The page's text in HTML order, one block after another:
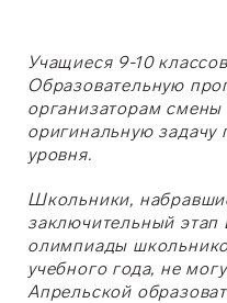
Учащиеся 9-10
Образовательную
организаторам смены
оригинальную
уровня.
Школьники,
заключительный этап
олимпиады
учебного года, не
Апрельской